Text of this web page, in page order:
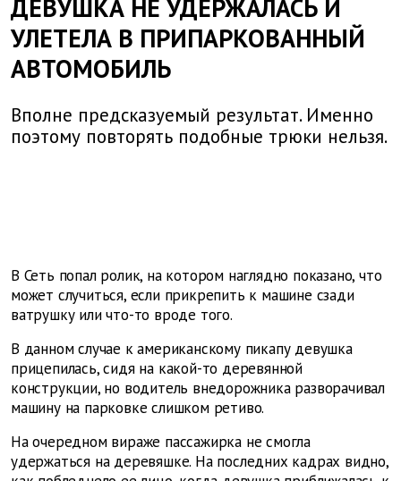
ДЕВУШКА НЕ УДЕРЖАЛАСЬ И
УЛЕТЕЛА В ПРИПАРКОВАННЫЙ
АВТОМОБИЛЬ
Вполне предсказуемый результат. Именно
поэтому повторять подобные трюки нельзя.
В Сеть попал ролик, на котором наглядно показано, что
может случиться, если прикрепить к машине сзади
ватрушку или что-то вроде того.
В данном случае к американскому пикапу девушка
прицепилась, сидя на какой-то деревянной
конструкции, но водитель внедорожника разворачивал
машину на парковке слишком ретиво.
На очередном вираже пассажирка не смогла
удержаться на деревяшке. На последних кадрах видно,